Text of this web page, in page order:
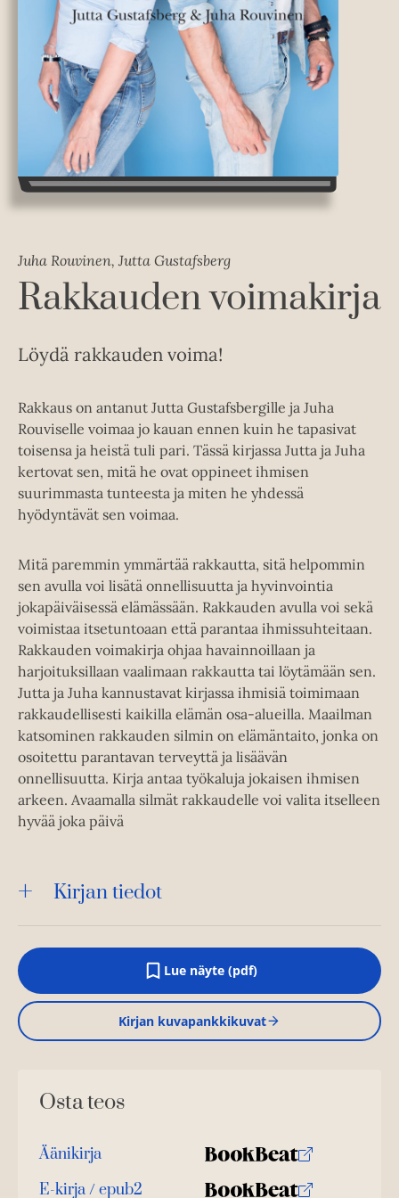
Juha Rouvinen, Jutta Gustafsberg
Rakkauden voimakirja
Löydä rakkauden voima!
Rakkaus on antanut Jutta Gustafsbergille ja Juha
Rouviselle voimaa jo kauan ennen kuin he tapasivat
toisensa ja heistä tuli pari. Tässä kirjassa Jutta ja Juha
kertovat sen, mitä he ovat oppineet ihmisen
suurimmasta tunteesta ja miten he yhdessä
hyödyntävät sen voimaa.
Mitä paremmin ymmärtää rakkautta, sitä helpommin
sen avulla voi lisätä onnellisuutta ja hyvinvointia
jokapäiväisessä elämässään. Rakkauden avulla voi sekä
voimistaa itsetuntoaan että parantaa ihmissuhteitaan.
Rakkauden voimakirja ohjaa havainnoillaan ja
harjoituksillaan vaalimaan rakkautta tai löytämään sen.
Jutta ja Juha kannustavat kirjassa ihmisiä toimimaan
rakkaudellisesti kaikilla elämän osa-alueilla. Maailman
katsominen rakkauden silmin on elämäntaito, jonka on
osoitettu parantavan terveyttä ja lisäävän
onnellisuutta. Kirja antaa työkaluja jokaisen ihmisen
arkeen. Avaamalla silmät rakkaudelle voi valita itselleen
hyvää joka päivä
Kirjan tiedot
Lue näyte (pdf)
A
u
k
e
a
n
v
Kirjan kuvapankkikuvat
Osta teos
K
u
Äänikirja
B
o
E-kirja / epub2